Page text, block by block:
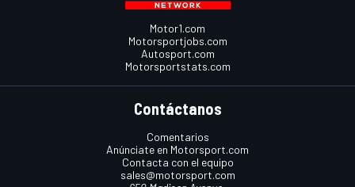
Motor1.com
Motorsportjobs.com
Autosport.com
Motorsportstats.com
Contáctanos
Comentarios
Anúnciate en Motorsport.com
Contacta con el equipo
sales@motorsport.com